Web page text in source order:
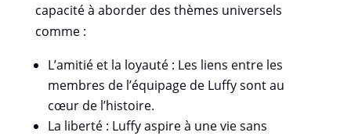
capacité à aborder des thèmes universels
comme :
L’amitié et la loyauté : Les liens entre les
membres de l’équipage de Luffy sont au
cœur de l’histoire.
La liberté : Luffy aspire à une vie sans